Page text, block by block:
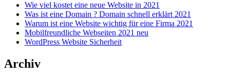
Wie viel kostet eine neue Website in 2021
Was ist eine Domain ? Domain schnell erklärt 2021
Warum ist eine Website wichtig für eine Firma 2021
Mobilfreundliche Webseiten 2021 neu
WordPress Website Sicherheit
Archiv